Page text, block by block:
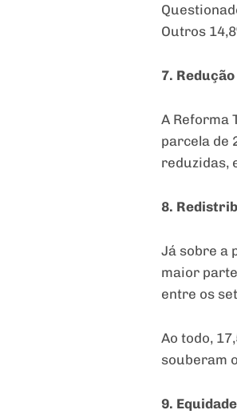
Outros
7.
A Reforma
parcela de
reduzidas,
8.
Já sobre a
maior
entre os
Ao todo,
souberam
9.